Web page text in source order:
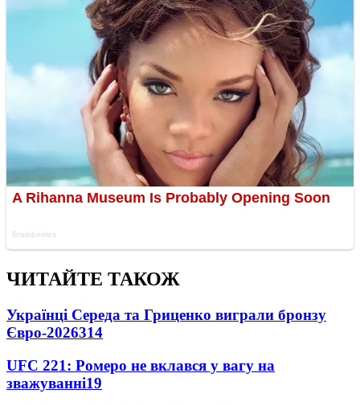
ЧИТАЙТЕ ТАКОЖ
Українці Середа та Гриценко виграли бронзу
Євро-2026314
UFC 221: Ромеро не вклався у вагу на
зважуванні19